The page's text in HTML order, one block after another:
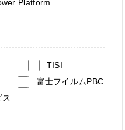
Platform
TISI
富士フイルムPBC